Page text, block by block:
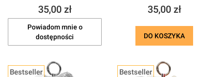
Cena
35,00 zł
Powiadom mnie o
dostępności
Cena
35,00 zł
DO KOSZYKA
Bestseller Bestseller